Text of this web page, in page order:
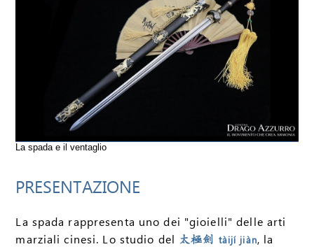
La spada e il ventaglio
PRESENTAZIONE
La spada rappresenta uno dei "gioielli" delle arti
marziali cinesi. Lo studio del 太極劍 tàijí jiàn, la